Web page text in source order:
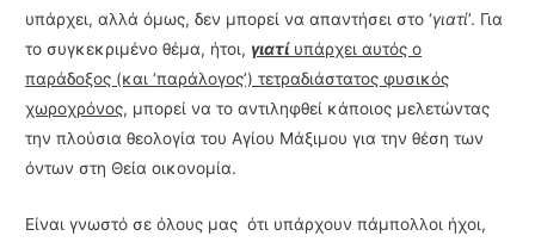
υπάρ­χει, αλλά όμως, δεν μπορεί να απαντήσει στο ‘γιατί’. Για
το συγκεκριμένο θέμα, ήτοι, γιατίυπάρχει αυτός ο
παράδοξος (και ‘παράλογος’) τετραδιάστατος φυσικός
χωροχρόνος, μπορεί να το αντιληφθεί κάποιος μελετώντας
την πλούσια θεολογία του Αγίου Μάξιμου για την θέ­ση των
όντων στη Θεία οικονομία.
Είναι γνωστό σε όλους μας ότι υπάρχουν πάμπολλοι ήχοι,